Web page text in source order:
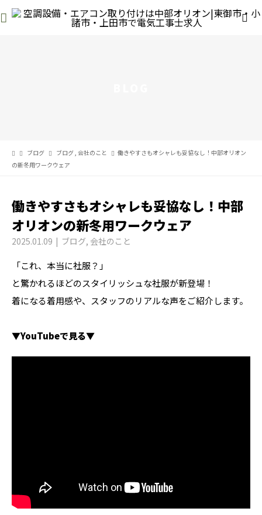
ブログ ブログ, 会社のこと
働きやすさもオシャレも妥協なし！中部オリオン
の新冬用ワークウェア
働きやすさもオシャレも妥協なし！中部
オリオンの新冬用ワークウェア
2025.01.09 ブログ, 会社のこと
「これ、本当に社服？」
と驚かれるほどのスタイリッシュな社服が新登場！
着になる着用感や、スタッフのリアルな声をご紹介します。
▼YouTubeで見る▼